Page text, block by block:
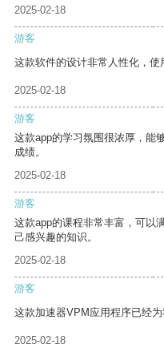
2025-02-18
游客
这款软件的设计非常人性化，使
2025-02-18
游客
这款app的学习氛围很浓厚，能
成绩。
2025-02-18
游客
这款app的课程非常丰富，可以
己感兴趣的知识。
2025-02-18
游客
这款加速器VPM应用程序已经为
2025-02-18